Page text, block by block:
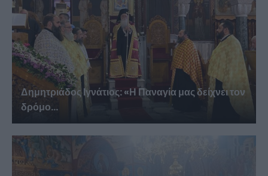
Δημητριάδος Ιγνάτιος: «Η Παναγία μας δείχνει τον
δρόμο...